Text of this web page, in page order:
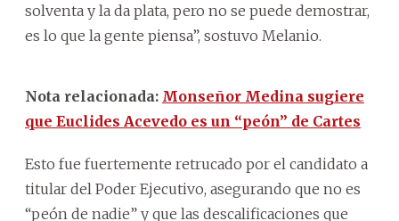
solventa y la da plata, pero no se puede demostrar,
es lo que la gente piensa”, sostuvo Melanio.
Nota relacionada: Monseñor Medina sugiere
que Euclides Acevedo es un “peón” de Cartes
Esto fue fuertemente retrucado por el candidato a
titular del Poder Ejecutivo, asegurando que no es
“peón de nadie” y que las descalificaciones que